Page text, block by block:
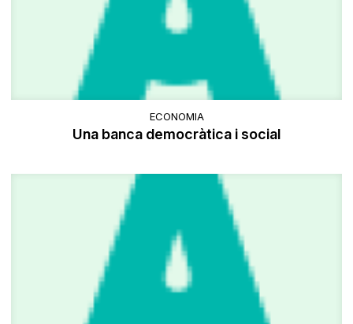
ECONOMIA
Una banca democràtica i social